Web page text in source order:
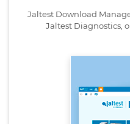
Jaltest Download
Jaltest Diagnostics,